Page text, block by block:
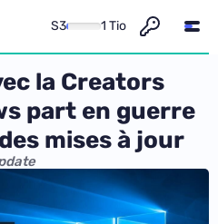
S3 1 Tio
la Creators
part en guerre
mises à jour